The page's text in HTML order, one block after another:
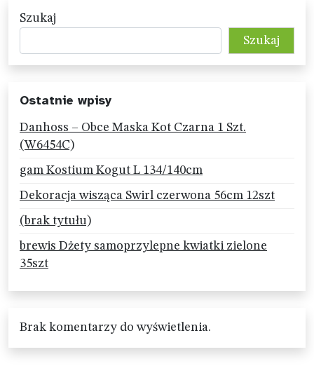
Szukaj
Szukaj
Ostatnie wpisy
Danhoss – Obce Maska Kot Czarna 1 Szt.
(W6454C)
gam Kostium Kogut L 134/140cm
Dekoracja wisząca Swirl czerwona 56cm 12szt
(brak tytułu)
brewis Dżety samoprzylepne kwiatki zielone
35szt
Brak komentarzy do wyświetlenia.